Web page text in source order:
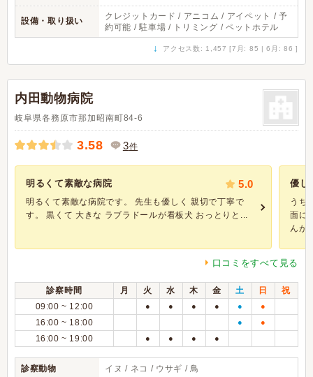
設備・取り扱い
クレジットカード / アニコム / アイペット / 予
約可能 / 駐車場 / トリミング / ペットホテル
↓ アクセス数: 1,457 [7月: 85 | 6月: 86 ]
内田動物病院
岐阜県各務原市那加昭南町84-6
3.58 3件
明るくて素敵な病院 5.0
明るくて素敵な病院です。 先生も優しく 親切で丁寧で
す。 黒くて 大きな ラブラドールが看板犬 おっとりと...
優し
うち
面に
んが
口コミをすべて見る
診察時間 月 火 水 木 金 土 日
祝
09:00 ~ 12:00
● ● ● ● ● ●
16:00 ~ 18:00 ● ●
16:00 ~ 19:00 ● ● ● ●
診察動物 イヌ / ネコ / ウサギ / 鳥